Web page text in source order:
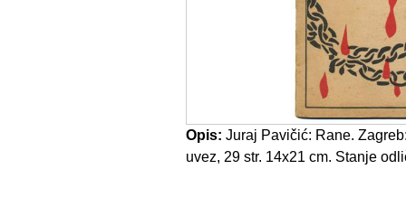
Opis: Juraj Pavičić: Rane.
uvez, 29 str. 14x21 cm. Stanje